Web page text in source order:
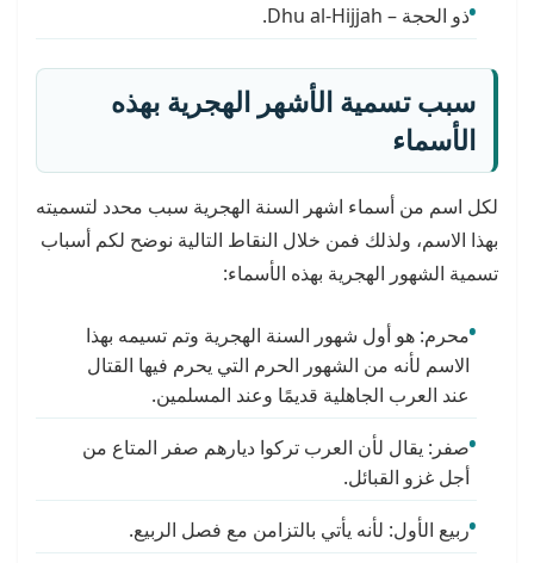
ذو الحجة – Dhu al-Hijjah.
سبب تسمية الأشهر الهجرية بهذه
الأسماء
لكل اسم من أسماء اشهر السنة الهجرية سبب محدد لتسميته
بهذا الاسم، ولذلك فمن خلال النقاط التالية نوضح لكم أسباب
تسمية الشهور الهجرية بهذه الأسماء:
محرم: هو أول شهور السنة الهجرية وتم تسيمه بهذا
الاسم لأنه من الشهور الحرم التي يحرم فيها القتال
عند العرب الجاهلية قديمًا وعند المسلمين.
صفر: يقال لأن العرب تركوا ديارهم صفر المتاع من
أجل غزو القبائل.
ربيع الأول: لأنه يأتي بالتزامن مع فصل الربيع.